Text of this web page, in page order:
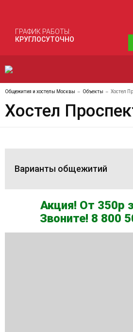
ГРАФИК РАБОТЫ:
КРУГЛОСУТОЧНО
Общежития и хостелы Москвы Объекты Хостел
Хостел
Варианты общежитий
Акция! От 350р
Звоните! 8 800